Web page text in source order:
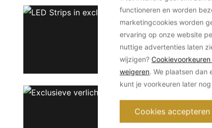
functioneren en worden
marketingcookies worden
ervaring op onze website
nuttige advertenties laten
wijzigen?
weigeren. We plaatsen dan
kunt je voorkeuren later
Cookies accepteren